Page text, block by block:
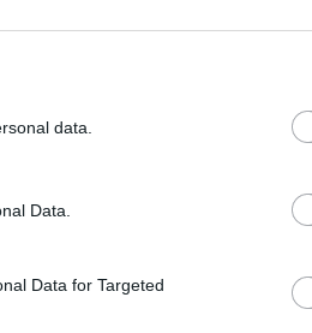
data.
Data.
Data for Targeted